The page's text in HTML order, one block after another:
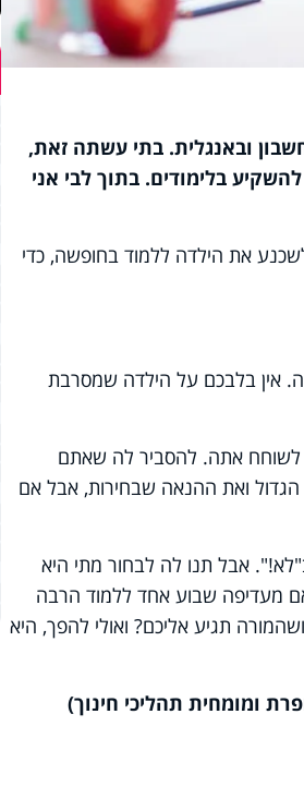
עזר בחשבון ובאנגלית. בתי עשתה זאת,
בלימודים. בתוך לבי אני
את הילדה ללמוד בחופשה, כדי
אין בלבכם על הילדה שמסרבת
לשוחח אתה. להסביר לה שאתם
הגדול ואת ההנאה שבחירות, אבל אם
אבל תנו לה לבחור מתי היא
מעדיפה שבוע אחד ללמוד הרבה
תגיע אליכם? ואולי להפך, היא
ומומחית תהליכי חינוך)